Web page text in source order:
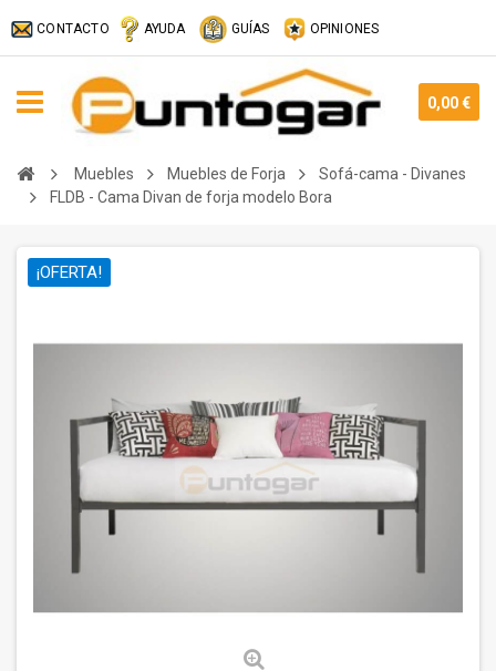
CONTACTO AYUDA GUÍAS OPINIONES
0,00 €
Muebles Muebles de Forja
Sofá-cama - Divanes
FLDB - Cama Divan de forja modelo Bora
¡OFERTA!